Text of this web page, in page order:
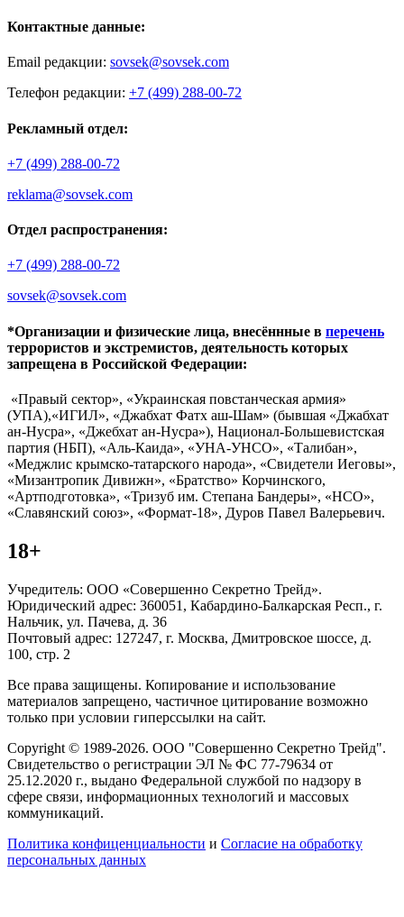
Контактные данные:
Email редакции: sovsek@sovsek.com
Телефон редакции: +7 (499) 288-00-72
Рекламный отдел:
+7 (499) 288-00-72
reklama@sovsek.com
Отдел распространения:
+7 (499) 288-00-72
sovsek@sovsek.com
*Организации и физические лица, внесённные в перечень
террористов и экстремистов, деятельность которых
запрещена в Российской Федерации:
«Правый сектор», «Украинская повстанческая армия»
(УПА),«ИГИЛ», «Джабхат Фатх аш-Шам» (бывшая «Джабхат
ан-Нусра», «Джебхат ан-Нусра»), Национал-Большевистская
партия (НБП), «Аль-Каида», «УНА-УНСО», «Талибан»,
«Меджлис крымско-татарского народа», «Свидетели Иеговы»,
«Мизантропик Дивижн», «Братство» Корчинского,
«Артподготовка», «Тризуб им. Степана Бандеры», «НСО»,
«Славянский союз», «Формат-18», Дуров Павел Валерьевич.
18+
Учредитель: ООО «Совершенно Секретно Трейд».
Юридический адрес: 360051, Кабардино-Балкарская Респ., г.
Нальчик, ул. Пачева, д. 36
Почтовый адрес: 127247, г. Москва, Дмитровское шоссе, д.
100, стр. 2
Все права защищены. Копирование и использование
материалов запрещено, частичное цитирование возможно
только при условии гиперссылки на сайт.
Copyright © 1989-2026. ООО "Совершенно Секретно Трейд".
Свидетельство о регистрации ЭЛ № ФС 77-79634 от
25.12.2020 г., выдано Федеральной службой по надзору в
сфере связи, информационных технологий и массовых
коммуникаций.
Политика конфиценциальности и Согласие на обработку
персональных данных